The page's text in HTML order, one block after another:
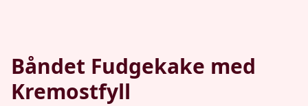
Båndet Fudgekake med
Kremostfyll